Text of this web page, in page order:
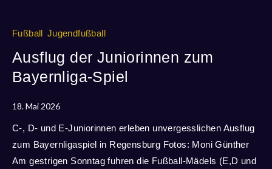
Fußball Jugendfußball
Ausflug der Juniorinnen zum
Bayernliga-Spiel
18. Mai 2026
C-, D- und E-Juniorinnen erleben unvergesslichen Ausflug
zum Bayernligaspiel in Regensburg Fotos: Moni Günther
Am gestrigen Sonntag fuhren die Fußball-Mädels (E,D und